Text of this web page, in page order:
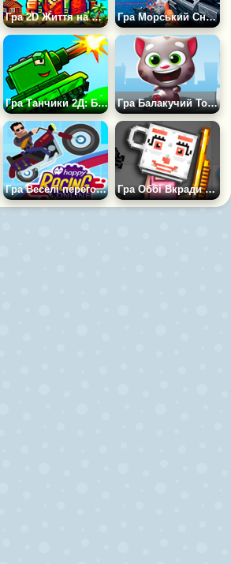
Гра 2D Життя на Острові Гра Морський Снайпер
Гра Танчики 2Д: Битва Танків Гра Балакучий Том: Біг за Золотом
Гра Веселі перегони на Байку Гра Оббі Вкради Брейнрот Плейграунд